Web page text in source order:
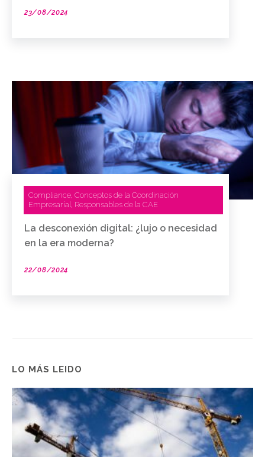
23/08/2024
Compliance, Conceptos de la Coordinación
Empresarial, Responsables de la CAE
La desconexión digital: ¿lujo o necesidad
en la era moderna?
22/08/2024
LO MÁS LEIDO